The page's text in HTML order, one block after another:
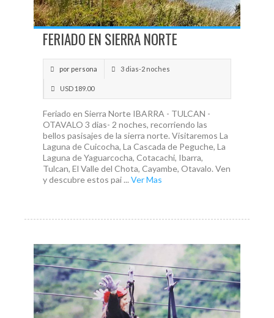
FERIADO EN SIERRA NORTE
por persona 3 dias-2 noches
USD 189.00
Feriado en Sierra Norte IBARRA - TULCAN -
OTAVALO 3 dias- 2 noches, recorriendo las
bellos pasisajes de la sierra norte. Visitaremos La
Laguna de Cuicocha, La Cascada de Peguche, La
Laguna de Yaguarcocha, Cotacachi, Ibarra,
Tulcan, El Valle del Chota, Cayambe, Otavalo. Ven
y descubre estos pai ... Ver Mas